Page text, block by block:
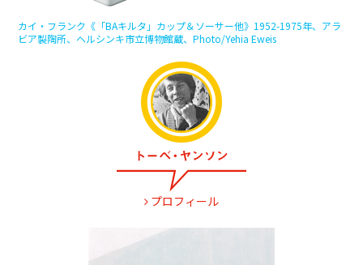
カイ・フランク《「BAキルタ」カップ＆ソーサー他》1952-1975年、アラ
ビア製陶所、ヘルシンキ市立博物館蔵、Photo/Yehia Eweis
プロフィール